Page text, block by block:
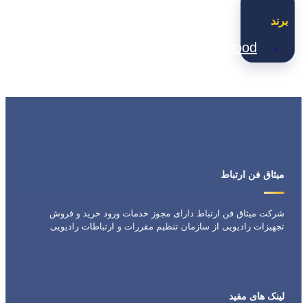
برند
Kenwood
میثاق فن ارتباط
شرکت میثاق فن ارتباط دارای مجوز خدمات ورود خرید و فروش
تجهیزات رادیویی از سازمان تنظیم مقررات و ارتباطات رادیویی
لینک های مفید